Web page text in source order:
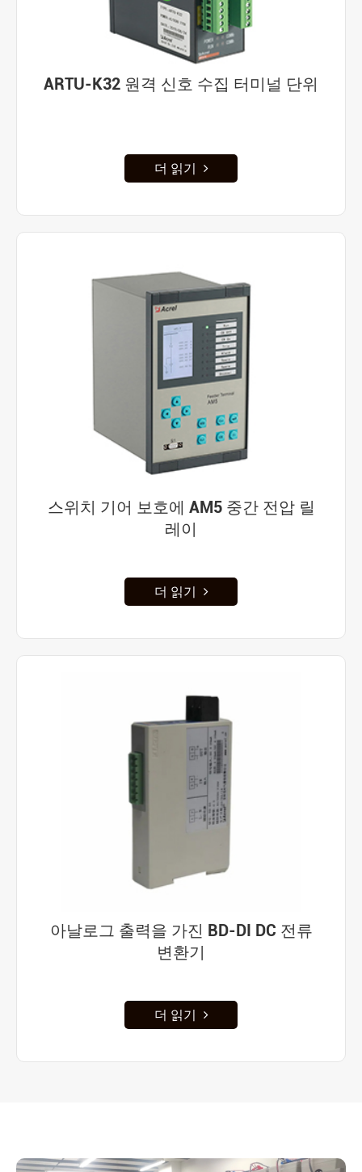
ARTU-K32 원격 신호 수집 터미널 단위
더 읽기
스위치 기어 보호에 AM5 중간 전압 릴
레이
더 읽기
아날로그 출력을 가진 BD-DI DC 전류
변환기
더 읽기